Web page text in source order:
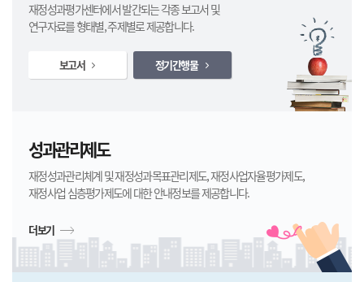
재정성과평가센터에서 발간되는 각종 보고서 및
연구자료를 형태별, 주제별로 제공합니다.
보고서 정기간행물
성과관리제도
재정성과관리체계 및 재정성과목표관리제도, 재정사업자율평가제도,
재정사업 심층평가제도에 대한 안내정보를 제공합니다.
더보기